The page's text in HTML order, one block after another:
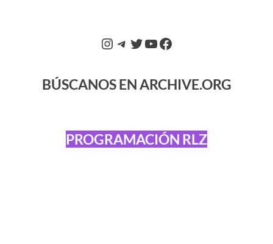
BÚSCANOS EN ARCHIVE.ORG
PROGRAMACIÓN RLZ